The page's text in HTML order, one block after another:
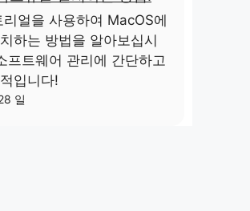
얼을 사용하여 MacOS에
하는 방법을 알아보십시
프트웨어 관리에 간단하고
입니다!
일